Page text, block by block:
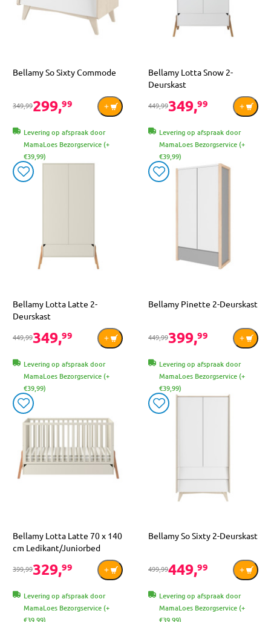
Bellamy So Sixty Commode
349,99299,99
Levering op afspraak door
MamaLoes Bezorgservice (+
€39,99)
Bellamy Lotta Snow 2-
Deurskast
449,99349,99
Levering op afspraak door
MamaLoes Bezorgservice (+
€39,99)
Bellamy Lotta Latte 2-
Deurskast
449,99349,99
Levering op afspraak door
MamaLoes Bezorgservice (+
€39,99)
Bellamy Pinette 2-Deurskast
449,99399,99
Levering op afspraak door
MamaLoes Bezorgservice (+
€39,99)
Bellamy Lotta Latte 70 x 140
cm Ledikant/Juniorbed
399,99329,99
Levering op afspraak door
MamaLoes Bezorgservice (+
Bellamy So Sixty 2-Deurskast
499,99449,99
Levering op afspraak door
MamaLoes Bezorgservice (+